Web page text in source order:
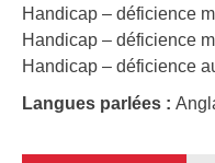
Handicap – déficience
Handicap – déficience
Handicap – déficience
Langues parlées :